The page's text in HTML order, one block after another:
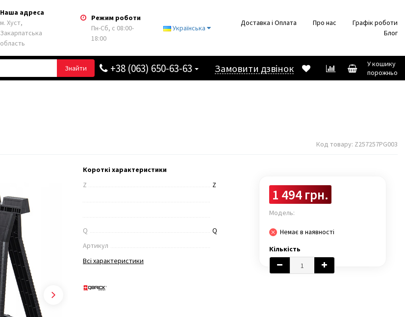
Наша адреса
м. Хуст,
Закарпатська
область
Режим роботи
Пн-Сб, с 08:00-
18:00
Українська
Доставка і Оплата Про нас
Графік роботи
Блог
Знайти +38 (063) 650-63-63 Замовити дзвінок
У кошику
порожньо
Код товару: Z257257PG003
Короткі характеристики
Z
Z
Q
Q
Артикул
Всі характеристики
1 494 грн.
Модель:
Немає в наявності
Кількість